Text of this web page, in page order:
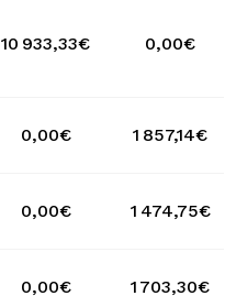
10 933,33€ 0,00€
0,00€ 1 857,14€
0,00€ 1 474,75€
0,00€ 1 703,30€